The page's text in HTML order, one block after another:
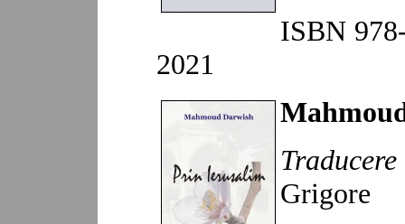
ISBN
2021
Grigore